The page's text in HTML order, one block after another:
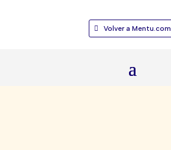
Volver a Mentu.com